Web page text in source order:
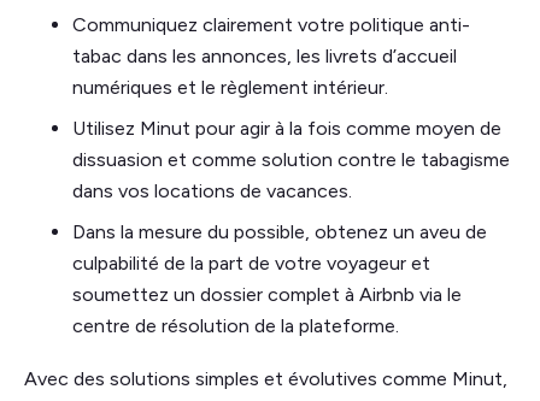
Communiquez clairement votre politique anti-
tabac dans les annonces, les livrets d’accueil
numériques et le règlement intérieur.
Utilisez Minut pour agir à la fois comme moyen de
dissuasion et comme solution contre le tabagisme
dans vos locations de vacances.
Dans la mesure du possible, obtenez un aveu de
culpabilité de la part de votre voyageur et
soumettez un dossier complet à Airbnb via le
centre de résolution de la plateforme.
Avec des solutions simples et évolutives comme Minut,